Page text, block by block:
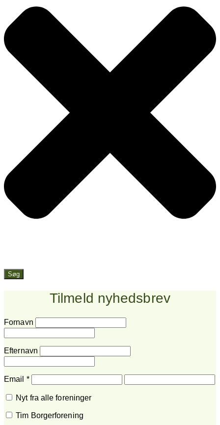
Søg
Tilmeld nyhedsbrev
Fornavn
Efternavn
Email *
Nyt fra alle foreninger
Tim Borgerforening